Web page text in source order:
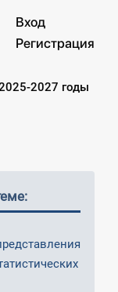
Вход
Регистрация
2027 годы